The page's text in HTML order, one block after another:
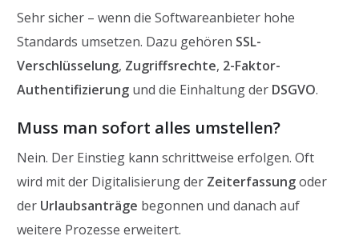
Sehr sicher – wenn die Softwareanbieter hohe
Standards umsetzen. Dazu gehören SSL-
Verschlüsselung, Zugriffsrechte, 2-Faktor-
Authentifizierung und die Einhaltung der DSGVO.
Muss man sofort alles umstellen?
Nein. Der Einstieg kann schrittweise erfolgen. Oft
wird mit der Digitalisierung der Zeiterfassungoder
der Urlaubsanträge begonnen und danach auf
weitere Prozesse erweitert.